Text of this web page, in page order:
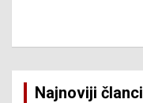
Najnoviji članci